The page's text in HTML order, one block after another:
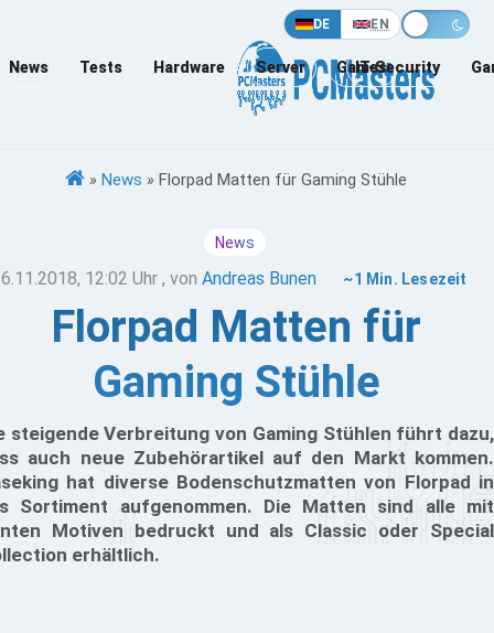
DE EN
News Tests Hardware Server Games
IT-Security
» News » Florpad Matten für Gaming Stühle
News
12:02 Uhr , vonAndreas Bunen ~1 Min. Lesezeit
Florpad Matten für
Gaming Stühle
steigende Verbreitung von Gaming Stühlen führt dazu,
auch neue Zubehörartikel auf den Markt kommen.
hat diverse Bodenschutzmatten von Florpad in
Sortiment aufgenommen. Die Matten sind alle mit
Motiven bedruckt und als Classic oder Special
erhältlich.